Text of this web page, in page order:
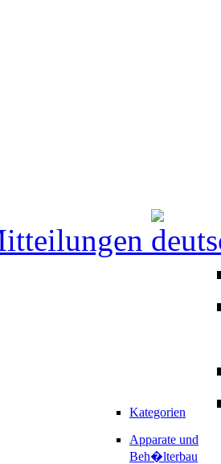
Kategorien
Apparate und
Beh�lterbau